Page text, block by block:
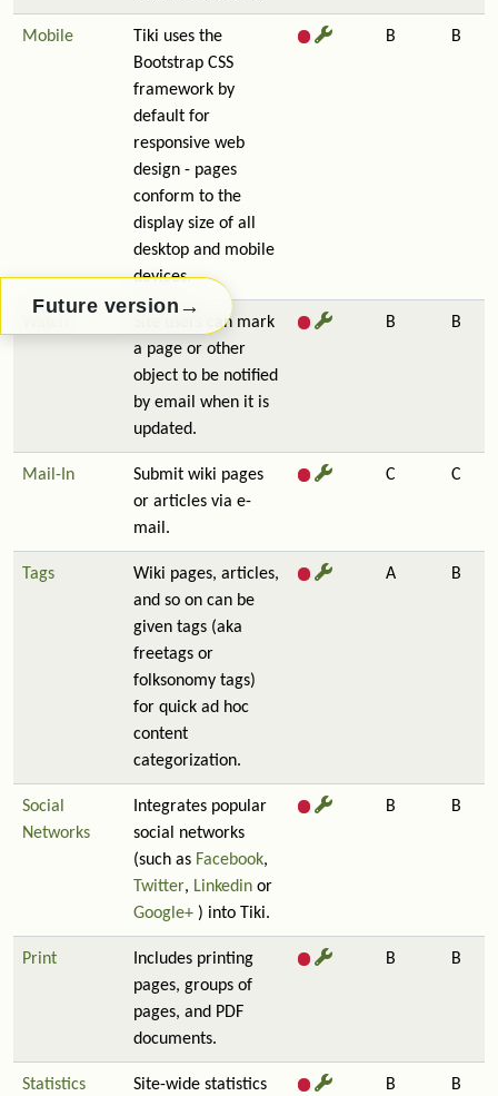
Mobile
Tiki uses the
Bootstrap CSS
framework by
default for
responsive web
design - pages
conform to the
display size of all
desktop and mobile
devices.
B B
Site users can mark
a page or other
object to be notified
by email when it is
updated.
B B
Mail-In
Submit wiki pages
or articles via e-
mail.
C C
Tags
Wiki pages, articles,
and so on can be
given tags (aka
freetags or
folksonomy tags)
for quick ad hoc
content
categorization.
A B
Social
Networks
Integrates popular
social networks
(such as Facebook,
Twitter, Linkedin or
Google+ ) into Tiki.
B B
Print
Includes printing
pages, groups of
pages, and PDF
documents.
B B
Statistics
Site-wide statistics
B B
Future version →